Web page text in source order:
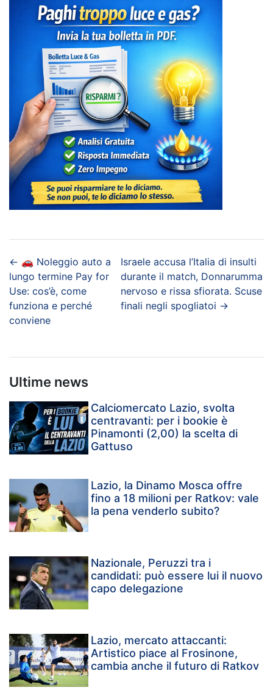
← 🚗 Noleggio auto a
lungo termine Pay for
Use: cos’è, come
funziona e perché
conviene
Israele accusa l’Italia di insulti
durante il match, Donnarumma
nervoso e rissa sfiorata. Scuse
finali negli spogliatoi →
Ultime news
Calciomercato Lazio, svolta
centravanti: per i bookie è
Pinamonti (2,00) la scelta di
Gattuso
Lazio, la Dinamo Mosca offre
fino a 18 milioni per Ratkov: vale
la pena venderlo subito?
Nazionale, Peruzzi tra i
candidati: può essere lui il nuovo
capo delegazione
Lazio, mercato attaccanti:
Artistico piace al Frosinone,
cambia anche il futuro di Ratkov